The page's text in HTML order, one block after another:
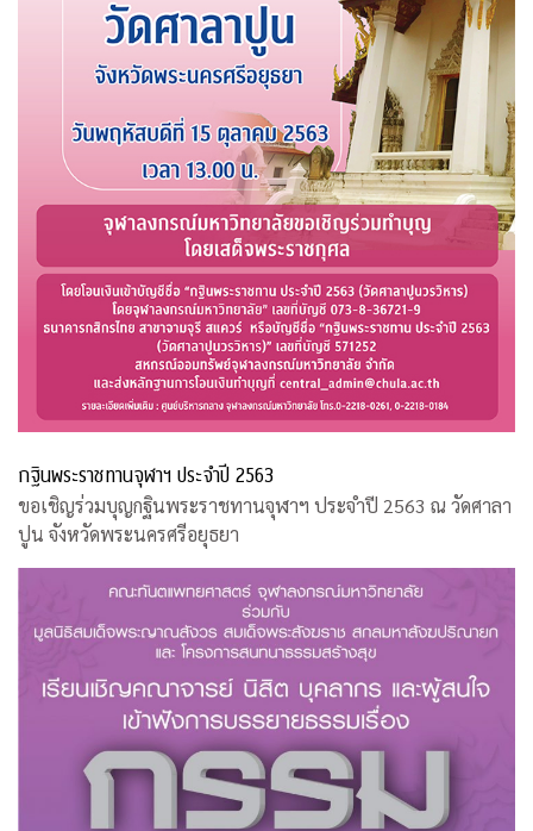
กฐินพระราชทานจุฬาฯ ประจำปี 2563
ขอเชิญร่วมบุญกฐินพระราชทานจุฬาฯ ประจำปี 2563 ณ วัดศาลา
ปูน จังหวัดพระนครศรีอยุธยา